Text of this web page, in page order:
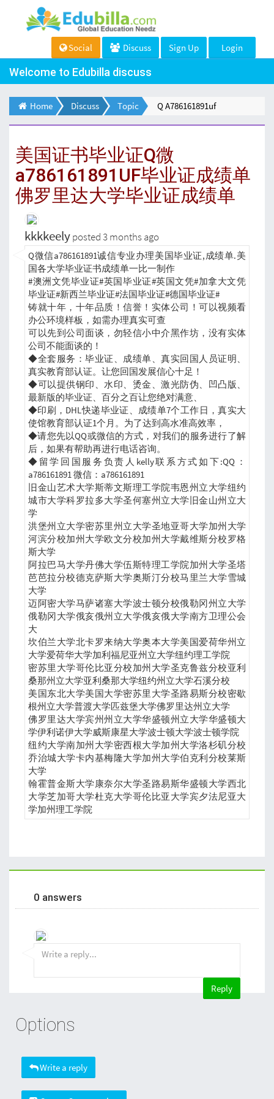
Social Discuss Sign Up Login
Welcome to Edubilla discuss
Home Discuss Topic Q A786161891uf
美国证书毕业证Q微
a786161891UF毕业证成绩单
佛罗里达大学毕业证成绩单
kkkkeelyposted 3 months ago
Q微信a786161891诚信专业办理美国毕业证,成绩单.美
国各大学毕业证书成绩单一比一制作
#澳洲文凭毕业证#英国毕业证#英国文凭#加拿大文凭
毕业证#新西兰毕业证#法国毕业证#德国毕业证#
铸就十年，十年品质！信誉！实体公司！可以视频看
办公环境样板，如需办理真实可查
可以先到公司面谈，勿轻信小中介黑作坊，没有实体
公司不能面谈的！
◆全套服务：毕业证、成绩单、真实回国人员证明、
真实教育部认证。让您回国发展信心十足！
◆可以提供钢印、水印、烫金、激光防伪、凹凸版、
最新版的毕业证、百分之百让您绝对满意、
◆印刷，DHL快递毕业证、成绩单7个工作日，真实大
使馆教育部认证1个月。为了达到高水准高效率，
◆请您先以QQ或微信的方式，对我们的服务进行了解
后，如果有帮助再进行电话咨询。
◆留学回国服务负责人kelly联系方式如下:QQ：
a786161891 微信：a786161891
旧金山艺术大学斯蒂文斯理工学院韦恩州立大学纽约
城市大学科罗拉多大学圣何塞州立大学旧金山州立大
学
洪堡州立大学密苏里州立大学圣地亚哥大学加州大学
河滨分校加州大学欧文分校加州大学戴维斯分校罗格
斯大学
阿拉巴马大学丹佛大学伍斯特理工学院加州大学圣塔
芭芭拉分校德克萨斯大学奥斯汀分校马里兰大学雪城
大学
迈阿密大学马萨诸塞大学波士顿分校俄勒冈州立大学
俄勒冈大学俄亥俄州立大学俄亥俄大学南方卫理公会
大
坎伯兰大学北卡罗来纳大学奥本大学美国爱荷华州立
大学爱荷华大学加利福尼亚州立大学纽约理工学院
密苏里大学哥伦比亚分校加州大学圣克鲁兹分校亚利
桑那州立大学亚利桑那大学纽约州立大学石溪分校
美国东北大学美国大学密苏里大学圣路易斯分校密歇
根州立大学普渡大学匹兹堡大学佛罗里达州立大学
佛罗里达大学宾州州立大学华盛顿州立大学华盛顿大
学伊利诺伊大学威斯康星大学波士顿大学波士顿学院
纽约大学南加州大学密西根大学加州大学洛杉矶分校
乔治城大学卡内基梅隆大学加州大学伯克利分校莱斯
大学
翰霍普金斯大学康奈尔大学圣路易斯华盛顿大学西北
大学芝加哥大学杜克大学哥伦比亚大学宾夕法尼亚大
学加州理工学院
0 answers
Options
Write a reply